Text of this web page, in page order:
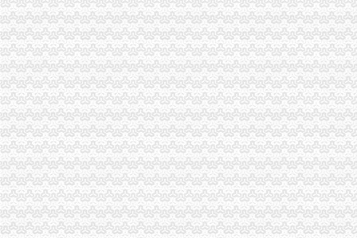
中电电机：次公开发行股票招股说明书摘要_中电电机（）_
开春绿好心,在重庆财富金融中心FFC抢先拥有-新华网重庆频道
[环球财经连线]深圳海关掉一走苹果手机罪网络_国际财经报道
鲁培到长三角海关区域通关一体化联合应急协调中心考察调研（图）
社区工作者与工作师区别_中公社区工作者网
上海海关学院和中央财经大学哪个好_百度知道
【自贸区海关内唯一在售！远洋财富中心保税写字楼】,上海浦东外高
中国东盟自贸区全面推进能否成亚洲版“欧盟”_财经中心_中国网
上海海关为中国国家会展中心展“量体裁衣”-搜狐财经
乌鲁木齐多式联运海关监管中心揭牌（图）_金羊网财富
吕滨在广州海关调研（图）|广州|海关|中心_新浪财经_新浪网
第十期海关财务科长培训班举行-天津财经大学
中国自贸区个海关知识产权保护中心在横琴挂牌_金羊网财富